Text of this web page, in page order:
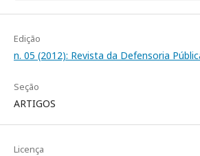
Edição
n. 05 (2012): Revista da Defensoria
Seção
ARTIGOS
Licença